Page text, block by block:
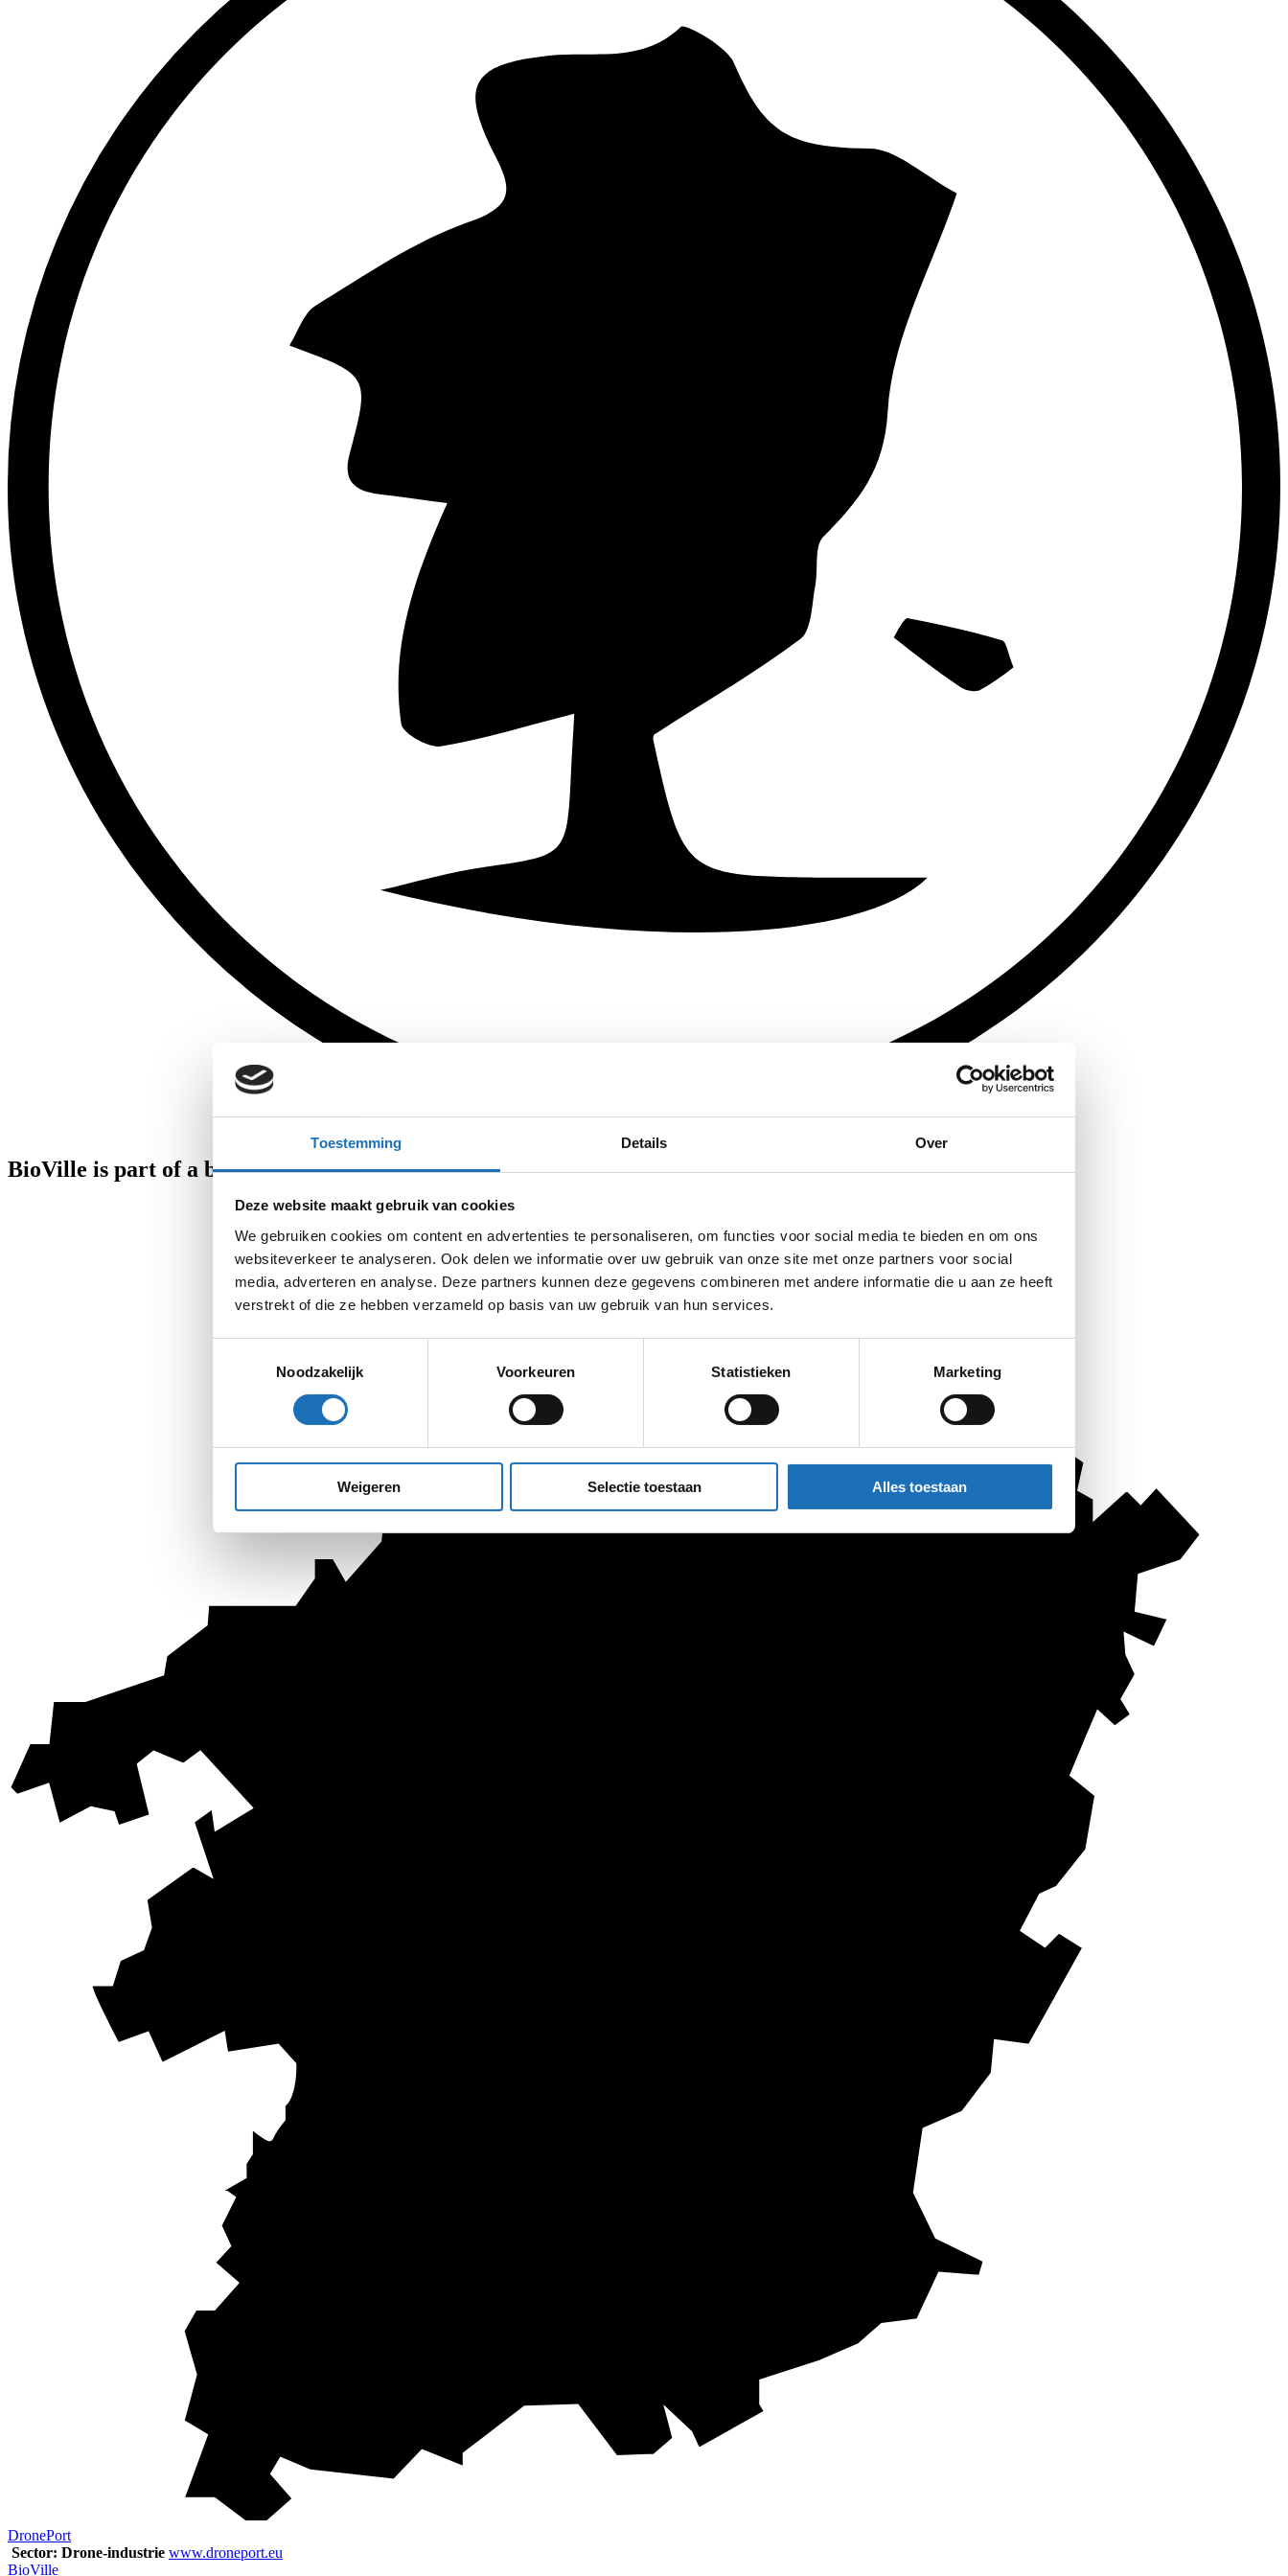
Toestemming Details Over
Deze website maakt gebruik van cookies
We gebruiken cookies om content en advertenties te personaliseren, om functies voor social media te bieden en om ons
websiteverkeer te analyseren. Ook delen we informatie over uw gebruik van onze site met onze partners voor social
media, adverteren en analyse. Deze partners kunnen deze gegevens combineren met andere informatie die u aan ze heeft
verstrekt of die ze hebben verzameld op basis van uw gebruik van hun services.
Noodzakelijk
Voorkeuren Statistieken Marketing
Weigeren Selectie toestaan Alles toestaan
BioVille is part of a bigger network:
DronePort
Sector: Drone-industrie www.droneport.eu
BioVille